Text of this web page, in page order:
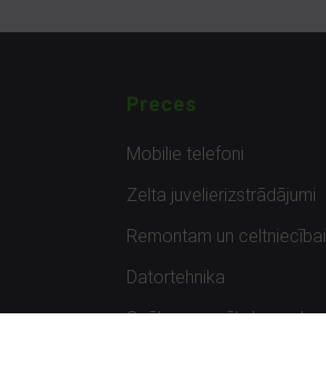
Preces
Mobilie telefoni
Zelta juvelierizstrādājumi
Remontam un celtniecībai
Datortehnika
Spēles un spēļu konsoles